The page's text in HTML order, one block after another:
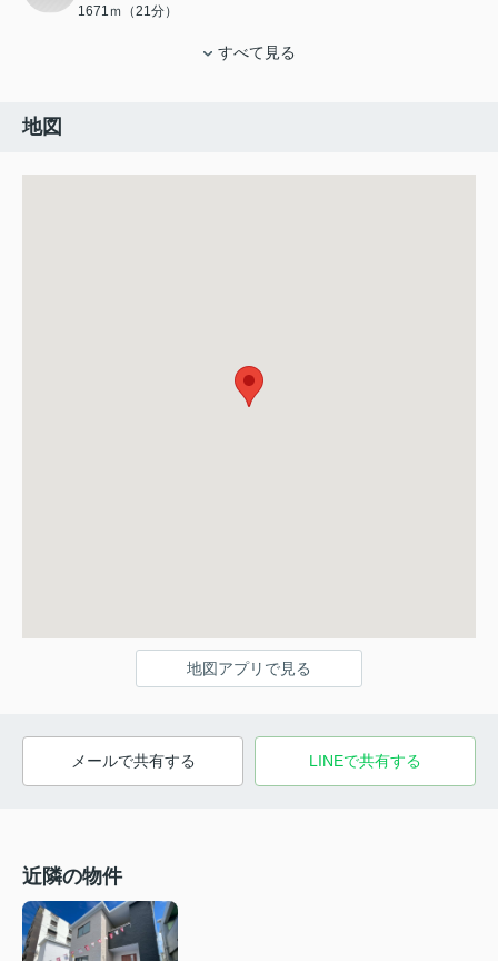
1671ｍ（21分）
すべて見る
地図
地図アプリで見る
メールで共有する LINEで共有する
近隣の物件